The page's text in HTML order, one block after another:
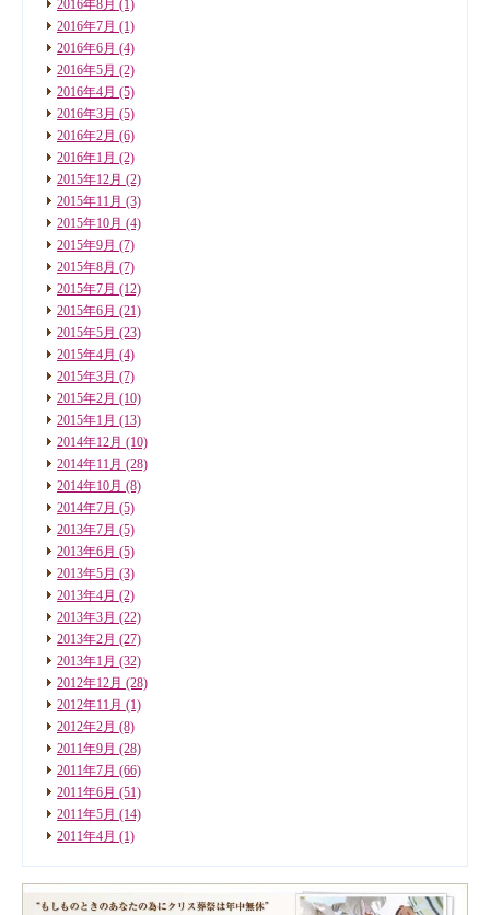
2016年8月 (1)
2016年7月 (1)
2016年6月 (4)
2016年5月 (2)
2016年4月 (5)
2016年3月 (5)
2016年2月 (6)
2016年1月 (2)
2015年12月 (2)
2015年11月 (3)
2015年10月 (4)
2015年9月 (7)
2015年8月 (7)
2015年7月 (12)
2015年6月 (21)
2015年5月 (23)
2015年4月 (4)
2015年3月 (7)
2015年2月 (10)
2015年1月 (13)
2014年12月 (10)
2014年11月 (28)
2014年10月 (8)
2014年7月 (5)
2013年7月 (5)
2013年6月 (5)
2013年5月 (3)
2013年4月 (2)
2013年3月 (22)
2013年2月 (27)
2013年1月 (32)
2012年12月 (28)
2012年11月 (1)
2012年2月 (8)
2011年9月 (28)
2011年7月 (66)
2011年6月 (51)
2011年5月 (14)
2011年4月 (1)